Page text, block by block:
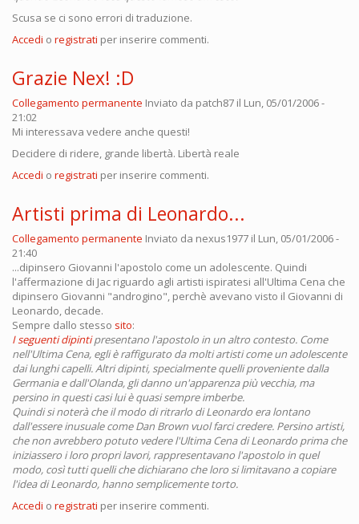
Scusa se ci sono errori di traduzione.
Accedi o registrati per inserire commenti.
Grazie Nex! :D
Collegamento permanente Inviato da patch87 il Lun, 05/01/2006 -
21:02
Mi interessava vedere anche questi!
Decidere di ridere, grande libertà. Libertà reale
Accedi o registrati per inserire commenti.
Artisti prima di Leonardo...
Collegamento permanente Inviato da nexus1977 il Lun, 05/01/2006 -
21:40
...dipinsero Giovanni l'apostolo come un adolescente. Quindi
l'affermazione di Jac riguardo agli artisti ispiratesi all'Ultima Cena che
dipinsero Giovanni "androgino", perchè avevano visto il Giovanni di
Leonardo, decade.
Sempre dallo stesso sito:
I seguenti dipintipresentano l'apostolo in un altro contesto. Come
nell'Ultima Cena, egli è raffigurato da molti artisti come un adolescente
dai lunghi capelli. Altri dipinti, specialmente quelli proveniente dalla
Germania e dall'Olanda, gli danno un'apparenza più vecchia, ma
persino in questi casi lui è quasi sempre imberbe.
Quindi si noterà che il modo di ritrarlo di Leonardo era lontano
dall'essere inusuale come Dan Brown vuol farci credere. Persino artisti,
che non avrebbero potuto vedere l'Ultima Cena di Leonardo prima che
iniziassero i loro propri lavori, rappresentavano l'apostolo in quel
modo, così tutti quelli che dichiarano che loro si limitavano a copiare
l'idea di Leonardo, hanno semplicemente torto.
Accedi o registrati per inserire commenti.